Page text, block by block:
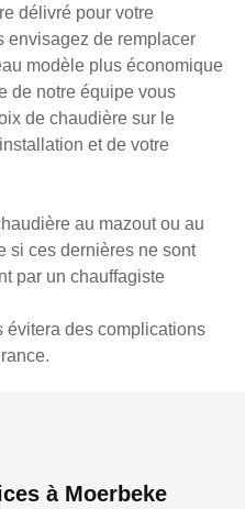
délivré pour votre
envisagez de remplacer
modèle plus économique
de notre équipe vous
de chaudière sur le
et de votre
au mazout ou au
si ces dernières ne sont
par un chauffagiste
évitera des complications
à Moerbeke